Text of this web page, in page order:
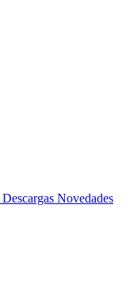
Descargas Novedades